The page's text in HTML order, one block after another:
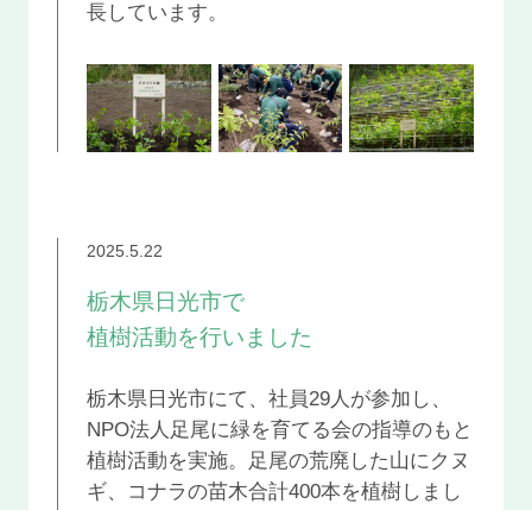
長しています。
2025.5.22
栃木県日光市で
植樹活動を行いました
栃木県日光市にて、社員29人が参加し、
NPO法人足尾に緑を育てる会の指導のもと
植樹活動を実施。足尾の荒廃した山にクヌ
ギ、コナラの苗木合計400本を植樹しまし